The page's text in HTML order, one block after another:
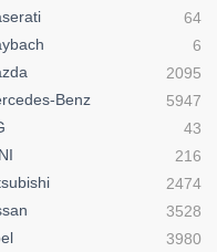
64
6
2095
Benz
5947
43
216
2474
3528
3980